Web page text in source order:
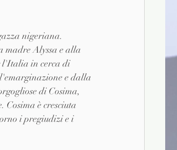
nigeriana.
madre Alyssa e alla
l'Italia in cerca di
e dalla
di Cosima,
Cosima è cresciuta
i pregiudizi e i